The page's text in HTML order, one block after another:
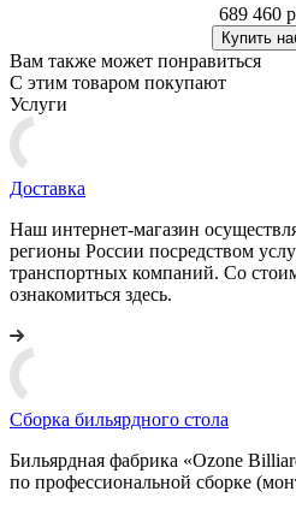
689 460
Купить
Вам также может понравиться
С этим товаром покупают
Услуги
Доставка
Наш интернет-магазин
регионы России посредством
транспортных компаний. Со
ознакомиться здесь.
Сборка бильярдного стола
Бильярдная фабрика «Ozone
по профессиональной сборке